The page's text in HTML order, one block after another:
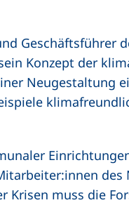
neues Fenster)
Geschäftsführer
Konzept der
Neugestaltung
Krisen muss die